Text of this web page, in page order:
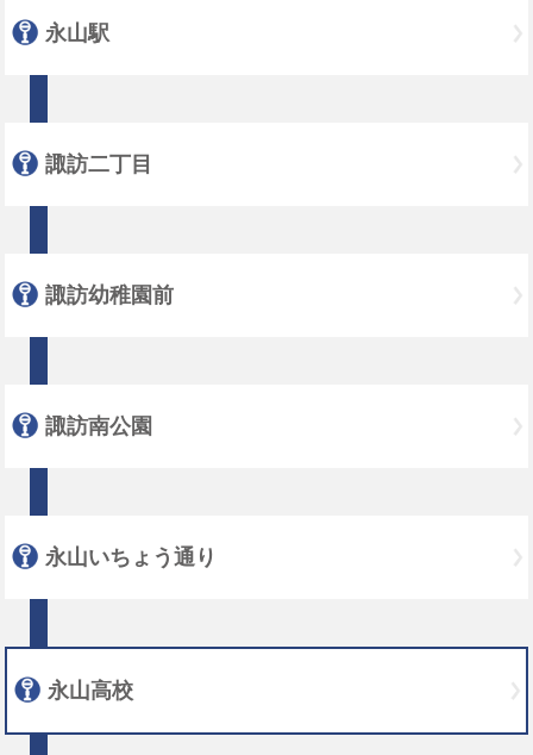
永山駅
諏訪二丁目
諏訪幼稚園前
諏訪南公園
永山いちょう通り
永山高校